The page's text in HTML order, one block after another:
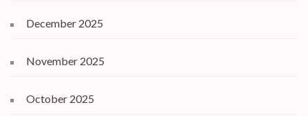
December 2025
November 2025
October 2025